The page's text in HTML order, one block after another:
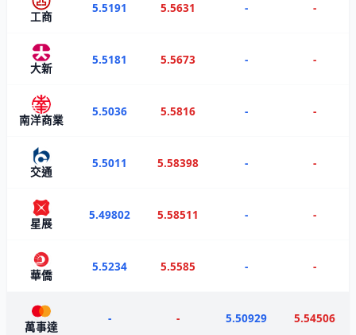
工商
5.5191 5.5631 - -
大新
5.5181 5.5673 - -
南洋商業
5.5036 5.5816 - -
交通
5.5011 5.58398 - -
星展
5.49802 5.58511 - -
華僑
5.5234 5.5585 - -
萬事達
- - 5.50929 5.54506